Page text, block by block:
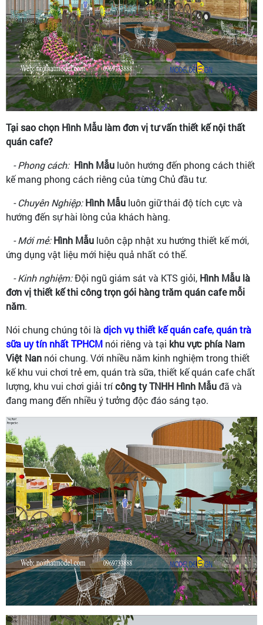
Tại sao chọn Hình Mẫu làm đơn vị tư vấn thiết kế nội thất
quán cafe?
- Phong cách: Hình Mẫu luôn hướng đến phong cách thiết
kế mang phong cách riêng của từng Chủ đầu tư.
- Chuyên Nghiệp: Hình Mẫu luôn giữ thái độ tích cực và
hướng đến sự hài lòng của khách hàng.
- Mới mẻ:Hình Mẫu luôn cập nhật xu hướng thiết kế mới,
ứng dụng vật liệu mới hiệu quả nhất có thể.
- Kinh nghiệm:Đội ngũ giám sát và KTS giỏi, Hình Mẫu là
đơn vị thiết kế thi công trọn gói hàng trăm quán cafe mỗi
năm.
Nói chung chúng tôi là dịch vụ thiết kế quán cafe, quán trà
sữa uy tín nhất TPHCM nói riêng và tại khu vực phía Nam
Việt Nan nói chung. Với nhiều năm kinh nghiệm trong thiết
kế khu vui chơi trẻ em, quán trà sữa, thiết kế quán cafe chất
lượng, khu vui chơi giải trícông ty TNHH Hình Mẫuđã và
đang mang đến nhiều ý tưởng độc đáo sáng tạo.